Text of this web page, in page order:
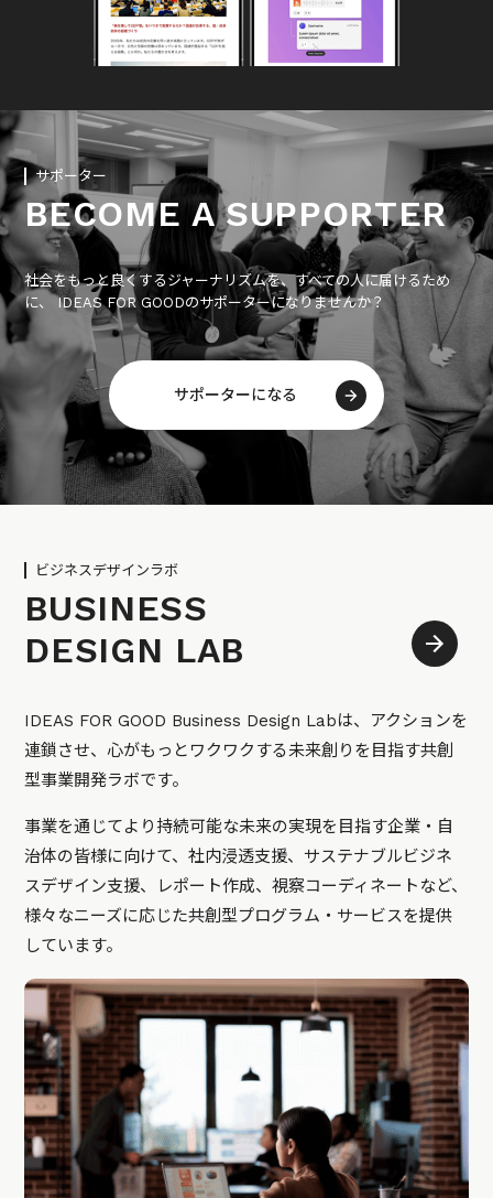
サポーター
BECOME A SUPPORTER
社会をもっと良くするジャーナリズムを、すべての人に届けるため
に、 IDEAS FOR GOODのサポーターになりませんか？
サポーターになる
ビジネスデザインラボ
BUSINESS
DESIGN LAB
IDEAS FOR GOOD Business Design Labは、アクションを
連鎖させ、心がもっとワクワクする未来創りを目指す共創
型事業開発ラボです。
事業を通じてより持続可能な未来の実現を目指す企業・自
治体の皆様に向けて、社内浸透支援、サステナブルビジネ
スデザイン支援、レポート作成、視察コーディネートなど、
様々なニーズに応じた共創型プログラム・サービスを提供
しています。